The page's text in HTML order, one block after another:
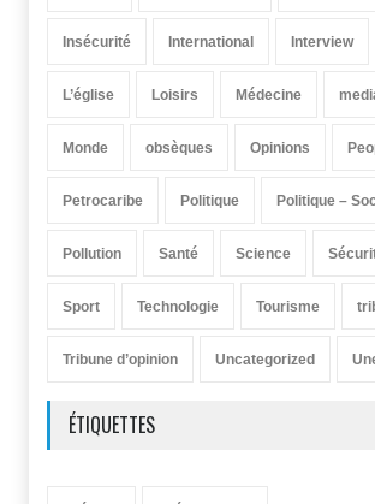
Insécurité International Interview
L’église Loisirs Médecine
Monde obsèques Opinions
Petrocaribe Politique Politique –
Pollution Santé Science
Sport Technologie Tourisme
Tribune d’opinion Uncategorized
ÉTIQUETTES